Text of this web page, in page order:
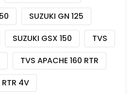
SUZUKI GN 125
SUZUKI GSX 150
TVS
TVS APACHE 160 RTR
RTR 4V